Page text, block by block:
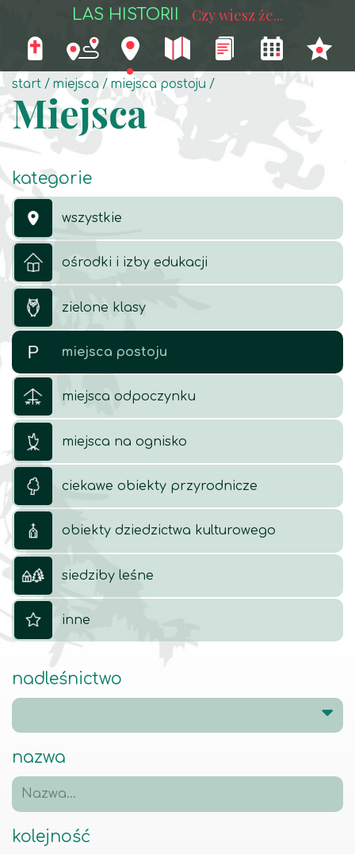
LAS HISTORII Czy wiesz że...
start miejsca miejsca postoju
Miejsca
kategorie
wszystkie
ośrodki i izby edukacji
zielone klasy
miejsca postoju
miejsca odpoczynku
miejsca na ognisko
ciekawe obiekty przyrodnicze
obiekty dziedzictwa kulturowego
siedziby leśne
inne
nadleśnictwo
nazwa
kolejność